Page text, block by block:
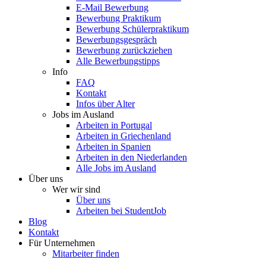
E-Mail Bewerbung
Bewerbung Praktikum
Bewerbung Schülerpraktikum
Bewerbungsgespräch
Bewerbung zurückziehen
Alle Bewerbungstipps
Info
FAQ
Kontakt
Infos über Alter
Jobs im Ausland
Arbeiten in Portugal
Arbeiten in Griechenland
Arbeiten in Spanien
Arbeiten in den Niederlanden
Alle Jobs im Ausland
Über uns
Wer wir sind
Über uns
Arbeiten bei StudentJob
Blog
Kontakt
Für Unternehmen
Mitarbeiter finden